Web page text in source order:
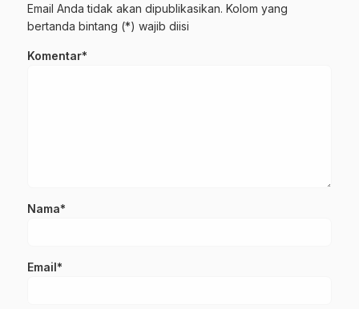
Email Anda tidak akan dipublikasikan. Kolom yang
bertanda bintang (*) wajib diisi
Komentar*
Nama*
Email*